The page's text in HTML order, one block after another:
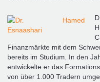
Finanzmärkte mit dem
bereits im Studium. In den
entwickelte er das
von über 1.000 Tradern